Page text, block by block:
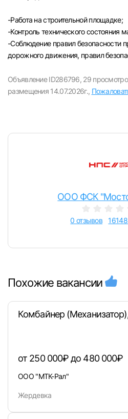
-Paбота на строительной площадке;
-Контроль технического состояния
-Соблюдение правил безопасности
дорожного движения, правил
Объявление ID286796, 29
размещения 14.07.2026г.,
ООО ФСК
0 отзывов
Похожие вакансии
Комбайнер
от 250 000₽ до 480 000₽
ООО "МТК-Рал"
Жердевка